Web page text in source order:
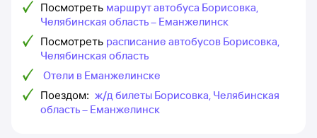
Посмотреть маршрут автобуса Борисовка,
Челябинская область – Еманжелинск
Посмотреть расписание автобусов Борисовка,
Челябинская область
Отели в Еманжелинске
Поездом: ж/д билеты Борисовка, Челябинская
область – Еманжелинск